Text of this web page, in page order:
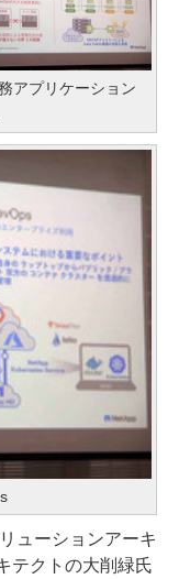
アプリケーション
ューションアーキ
テクトの大削緑氏